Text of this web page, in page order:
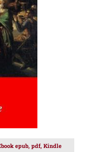
epub, pdf, Kindle